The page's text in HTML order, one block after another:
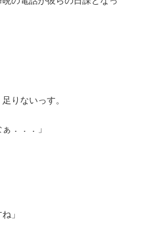
りないっす。
．．．」
」